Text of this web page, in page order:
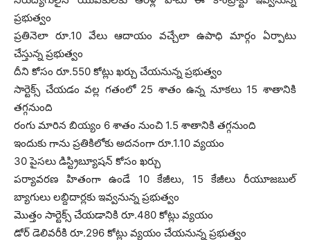
ప్రభుత్వం
ప్రతినెలా రూ.10 వేలు ఆదాయం వచ్చేలా ఉపాధి మార్గం ఏర్పాటు
చేస్తున్న ప్రభుత్వం
దీని కోసం రూ.550 కోట్లు ఖర్చు చేయనున్న ప్రభుత్వం
సార్టెక్స్‌ చేయడం వల్ల గతంలో 25 శాతం ఉన్న నూకలు 15 శాతానికి
తగ్గనుంది
రంగు మారిన బియ్యం 6 శాతం నుంచి 1.5 శాతానికి తగ్గనుంది
ఇందుకు గాను ప్రతికిలోకు అదనంగా రూ.1.10 వ్యయం
30 పైసలు డిస్ట్రిబ్యూషన్‌ కోసం ఖర్చు
పర్యావరణ హితంగా ఉండే 10 కేజీలు, 15 కేజీలు రీయూజబుల్‌
బ్యాగులు లబ్దిదార్లకు ఇవ్వనున్న ప్రభుత్వం
మొత్తం సార్టెక్స్‌ చేయడానికి రూ.480 కోట్లు వ్యయం
డోర్‌ డెలివరీకి రూ.296 కోట్లు వ్యయం చేయనున్న ప్రభుత్వం